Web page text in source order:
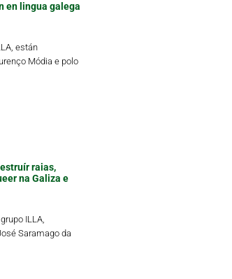
en lingua galega
están
Módia e polo
raias,
na Galiza e
ILLA,
Saramago da